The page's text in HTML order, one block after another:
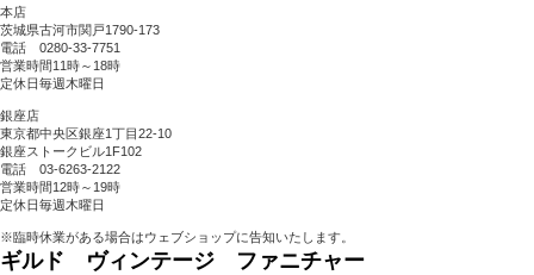
本店
茨城県古河市関戸1790-173
電話 0280-33-7751
営業時間11時～18時
定休日毎週木曜日
銀座店
東京都中央区銀座1丁目22-10
銀座ストークビル1F102
電話 03-6263-2122
営業時間12時～19時
定休日毎週木曜日
※臨時休業がある場合はウェブショップに告知いたします。
ギルド ヴィンテージ ファニチャー